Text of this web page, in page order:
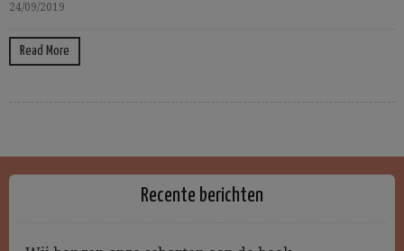
24/09/2019
Read More
Recente berichten